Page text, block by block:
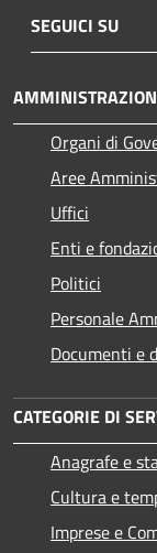
SEGUICI SU
Organi di
Aree
Uffici
Enti e
Politici
Personale
Documenti e
CATEGORIE DI
Anagrafe e
Cultura e
Imprese e